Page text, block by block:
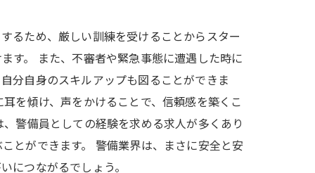
るため、厳しい訓練を受けることからスター
す。 また、不審者や緊急事態に遭遇した時に
分自身のスキルアップも図ることができま
を傾け、声をかけることで、信頼感を築くこ
警備員としての経験を求める求人が多くあり
とができます。 警備業界は、まさに安全と安
につながるでしょう。